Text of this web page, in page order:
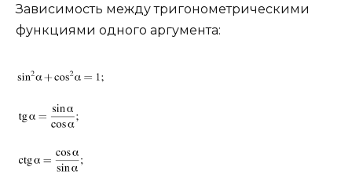
Зависимость между тригонометрическими
функциями одного аргумента: